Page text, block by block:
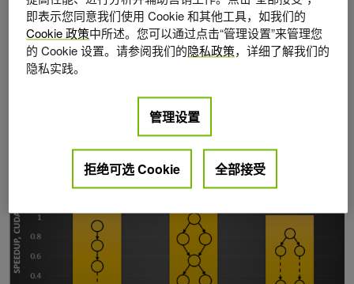
主机改进带来的良好性能提升。
图 1 显示了重新启动不同图形模式的启动延迟的相对改进。
即表示您同意我们使用 Cookie 和其他工具，如我们的
Cookie 政策中所述。您可以通过点击“管理设置”来管理您
的 Cookie 设置。请参阅我们的隐私政策，详细了解我们的
隐私实践。
管理设置
拒绝可选 Cookie 全部接受